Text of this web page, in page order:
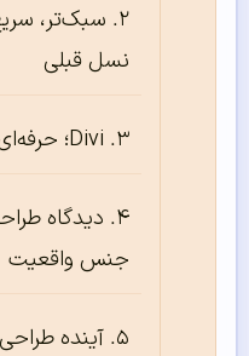
سبک‌تر،
نسل قبلی
Divi؛ حرفه‌ای ولی محدود
دیدگاه
جنس واقعیت
آینده